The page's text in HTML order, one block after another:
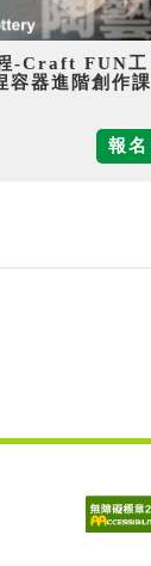
-Craft FUN工
容器進階創作課
報名